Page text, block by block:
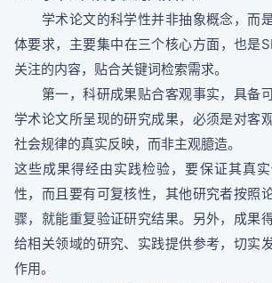
学术论文的科学性并非抽象概念，而
体要求，主要集中在三个核心方面，也是
关注的内容，贴合关键词检索需求。
第一，科研成果贴合客观事实，具备可
学术论文所呈现的研究成果，必须是对客
社会规律的真实反映，而非主观臆造。
这些成果得经由实践检验，要保证其真
性，而且要有可复核性，其他研究者按照
骤，就能重复验证研究结果。另外，成果
给相关领域的研究、实践提供参考，切实
作用。